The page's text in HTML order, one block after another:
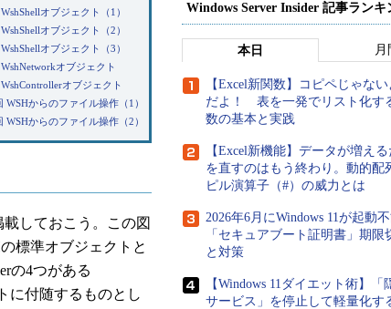
オブジェクト（1）
オブジェクト（2）
オブジェクト（3）
オブジェクト
オブジェクト
WSHからのファイル操作（1）
WSHからのファイル操作（2）
しておこう。この図
標準オブジェクトと
の4つがある
に付随するものとし
Windows Server Insider 記事ランキ
本日 月
【Excel新関数】コピペじゃな
だよ！ 表を一発でリスト化す
数の基本と実践
【Excel新機能】データが増え
を直すのはもう終わり。動的配
ピル演算子（#）の威力とは
2026年6月にWindows 11が起動
「セキュアブート証明書」期限
と対策
【Windows 11ダイエット術】「
サービス」を停止して軽量化す